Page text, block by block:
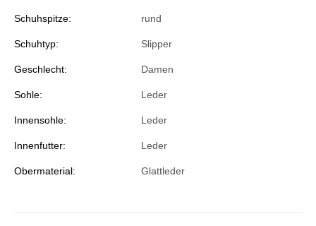
Schuhspitze: rund
Schuhtyp: Slipper
Geschlecht: Damen
Sohle: Leder
Innensohle: Leder
Innenfutter: Leder
Obermaterial: Glattleder